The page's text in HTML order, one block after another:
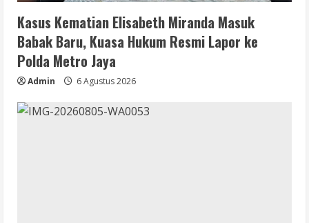
Kasus Kematian Elisabeth Miranda Masuk
Babak Baru, Kuasa Hukum Resmi Lapor ke
Polda Metro Jaya
Admin 6 Agustus 2026